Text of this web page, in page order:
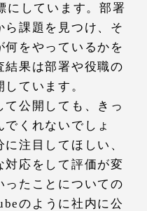
にしています。部署
ら課題を見つけ、そ
何をやっているかを
結果は部署や役職の
ています。
て公開しても、きっ
くれないでしょ
注目してほしい、
対応をして評価が変
ったことについての
のように社内に公